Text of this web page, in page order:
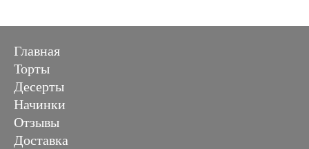
Главная
Торты
Десерты
Начинки
Отзывы
Доставка